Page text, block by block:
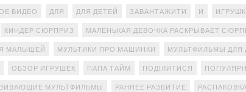
ВИДЕО ДЛЯ ДЛЯ ДЕТЕЙ ЗАВАНТАЖИТИ И
КИНДЕР СЮРПРИЗ МАЛЕНЬКАЯ ДЕВОЧКА РАСКРЫВАЕТ
МАЛЫШЕЙ МУЛЬТИКИ ПРО МАШИНКИ МУЛЬТФИЛЬМЫ ДЛЯ
ОБЗОР ИГРУШЕК ПАПА ТАЙМ ПОДІЛИТИСЯ
МУЛЬТФИЛЬМЫ РАННЕЕ РАЗВИТИЕ